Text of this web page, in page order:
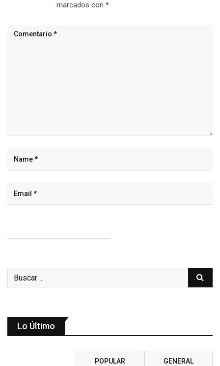
marcados con *
Lo Último
POPULAR GENERAL